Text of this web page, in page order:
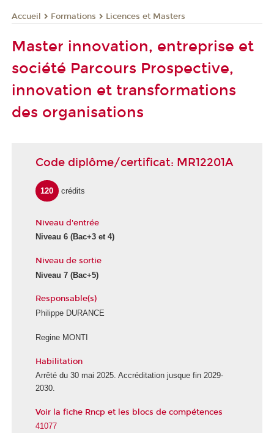
Accueil Formations Licences et Masters
Master innovation, entreprise et
société Parcours Prospective,
innovation et transformations
des organisations
Code diplôme/certificat: MR12201A
120 crédits
Niveau d'entrée
Niveau 6 (Bac+3 et 4)
Niveau de sortie
Niveau 7 (Bac+5)
Responsable(s)
Philippe DURANCE
Regine MONTI
Habilitation
Arrêté du 30 mai 2025. Accréditation jusque fin 2029-
2030.
Voir la fiche Rncp et les blocs de compétences
41077